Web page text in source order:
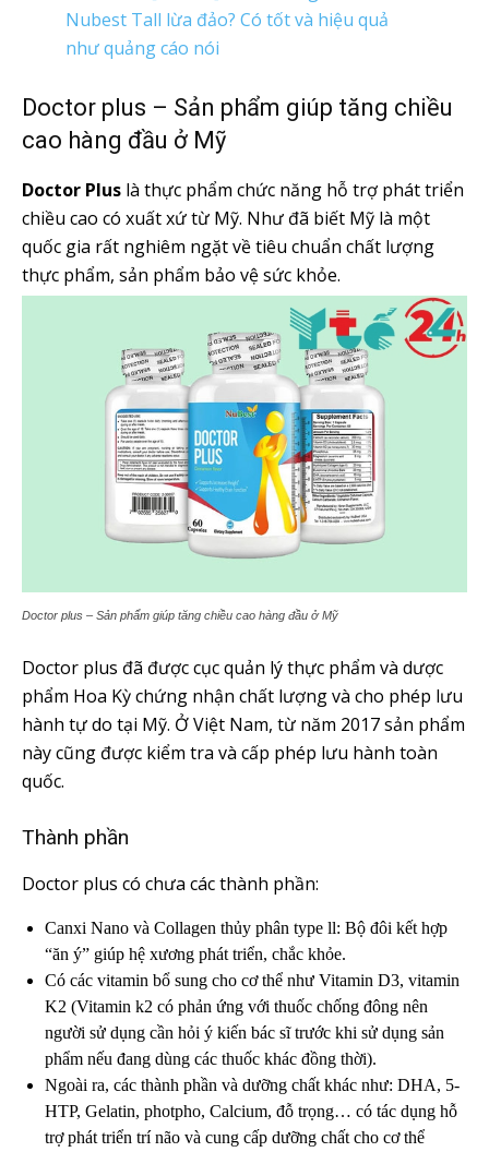
Nubest Tall lừa đảo? Có tốt và hiệu quả
như quảng cáo nói
Doctor plus – Sản phẩm giúp tăng chiều
cao hàng đầu ở Mỹ
Doctor Plus là thực phẩm chức năng hỗ trợ phát triển
chiều cao có xuất xứ từ Mỹ. Như đã biết Mỹ là một
quốc gia rất nghiêm ngặt về tiêu chuẩn chất lượng
thực phẩm, sản phẩm bảo vệ sức khỏe.
Doctor plus – Sản phẩm giúp tăng chiều cao hàng đầu ở Mỹ
Doctor plus đã được cục quản lý thực phẩm và dược
phẩm Hoa Kỳ chứng nhận chất lượng và cho phép lưu
hành tự do tại Mỹ. Ở Việt Nam, từ năm 2017 sản phẩm
này cũng được kiểm tra và cấp phép lưu hành toàn
quốc.
Thành phần
Doctor plus có chưa các thành phần:
Canxi Nano và Collagen thủy phân type ll: Bộ đôi kết hợp
“ăn ý” giúp hệ xương phát triển, chắc khỏe.
Có các vitamin bổ sung cho cơ thể như Vitamin D3, vitamin
K2 (Vitamin k2 có phản ứng với thuốc chống đông nên
người sử dụng cần hỏi ý kiến bác sĩ trước khi sử dụng sản
phẩm nếu đang dùng các thuốc khác đồng thời).
Ngoài ra, các thành phần và dưỡng chất khác như: DHA, 5-
HTP, Gelatin, photpho, Calcium, đỗ trọng… có tác dụng hỗ
trợ phát triển trí não và cung cấp dưỡng chất cho cơ thể